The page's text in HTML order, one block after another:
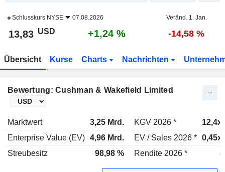
Schlusskurs NYSE 07.08.2026 Veränd. 1. Jan.
13,83 USD +1,24 % -14,58 %
Übersicht Kurse Charts Nachrichten
Bewertung: Cushman & Wakefield Limited
Marktwert 3,25 Mrd. KGV 2026 *
12,4x
Enterprise Value (EV) 4,96 Mrd. EV / Sales 2026 * 0,45x
Streubesitz
98,98 % Rendite 2026 * -